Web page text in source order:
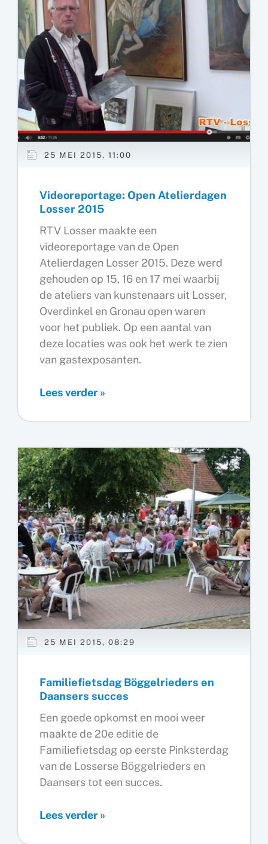
25 MEI 2015, 11:00
Videoreportage: Open Atelierdagen
Losser 2015
RTV Losser maakte een
videoreportage van de Open
Atelierdagen Losser 2015. Deze werd
gehouden op 15, 16 en 17 mei waarbij
de ateliers van kunstenaars uit Losser,
Overdinkel en Gronau open waren
voor het publiek. Op een aantal van
deze locaties was ook het werk te zien
van gastexposanten.
Videoreportage:
Losser
2015
Lees verder »
25 MEI 2015, 08:29
Familiefietsdag Böggelrieders en
Daansers succes
Een goede opkomst en mooi weer
maakte de 20e editie de
Familiefietsdag op eerste Pinksterdag
van de Losserse Böggelrieders en
Daansers tot een succes.
Familiefietsdag
Lees verder »